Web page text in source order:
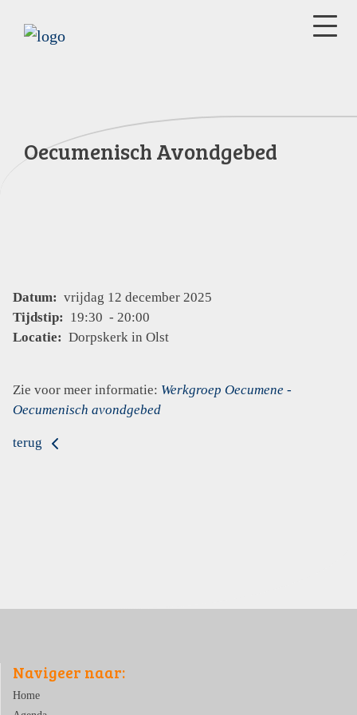
Oecumenisch Avondgebed
Datum: vrijdag 12 december 2025
Tijdstip: 19:30 - 20:00
Locatie: Dorpskerk in Olst
Zie voor meer informatie: Werkgroep Oecumene -
Oecumenisch avondgebed
terug
Navigeer naar:
Home